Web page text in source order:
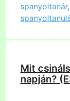
spanyoltanár,
Mit
napján?